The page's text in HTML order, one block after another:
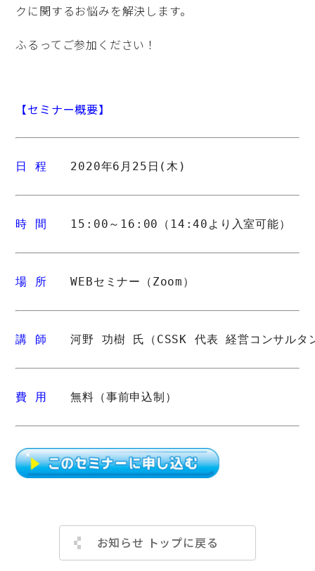
クに関するお悩みを解決します。
ふるってご参加ください！
【セミナー概要】
日 程 2020年6月25日(木)
時 間 15:00～16:00（14:40より入室可能）
場 所 WEBセミナー（Zoom）
講 師 河野 功樹 氏（CSSK 代表 経営コンサルタ
費 用 無料（事前申込制）
お知らせ トップに戻る